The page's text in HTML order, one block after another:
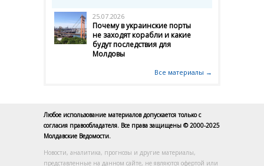
25.07.2026
Почему в украинские порты
не заходят корабли и какие
будут последствия для
Молдовы
Все материалы →
Любое использование материалов допускается только с
согласия правообладателя. Все права защищены © 2000-2025
Молдавские Ведомости.
Новости, аналитика, прогнозы и другие материалы,
представленные на данном сайте, не являются офертой или